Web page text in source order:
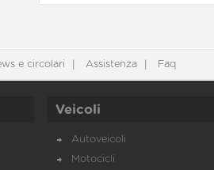
e circolari Assistenza Faq
Veicoli
Autoveicoli
Motocicli